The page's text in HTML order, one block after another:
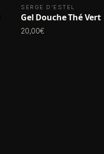
SERGE D'ESTEL
Gel Douche Thé Vert
20,00€